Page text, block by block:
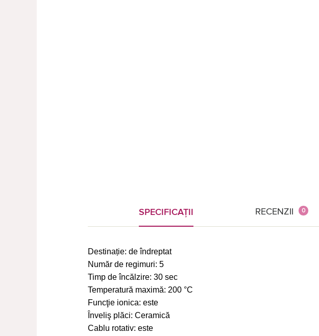
SPECIFICAȚII RECENZII 0
Destinație: de îndreptat
Număr de regimuri: 5
Timp de încălzire: 30 sec
Temperatură maximă: 200 °C
Funcţie ionica: este
Înveliş plăci: Ceramică
Cablu rotativ: este